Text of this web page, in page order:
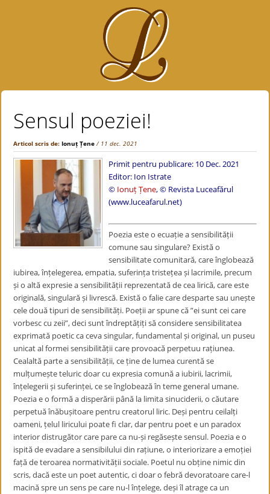
Sensul poeziei!
Articol scris de:Ionuț Țene / 11 dec. 2021
Primit pentru publicare: 10 Dec. 2021
Editor: Ion Istrate
© Ionuț Țene, © Revista Luceafărul
(www.luceafarul.net)
Poezia este o ecuație a sensibilității
comune sau singulare? Există o
sensibilitate comunitară, care înglobează
iubirea, înțelegerea, empatia, suferința tristețea și lacrimile, precum
și o altă expresie a sensibilității reprezentată de cea lirică, care este
originală, singulară și livrescă. Există o falie care desparte sau unește
cele două tipuri de sensibilități. Poeții ar spune că ”ei sunt cei care
vorbesc cu zeii”, deci sunt îndreptățiți să considere sensibilitatea
exprimată poetic ca ceva singular, fundamental și original, un puseu
unicat al formei sensibilității care provoacă perpetuu rațiunea.
Cealaltă parte a sensibilității, ce ține de lumea curentă se
mulțumește teluric doar cu expresia comună a iubirii, lacrimii,
înțelegerii și suferinței, ce se înglobează în teme general umane.
Poezia e o formă a disperării până la limita sinuciderii, o căutare
perpetuă înăbușitoare pentru creatorul liric. Deși pentru ceilalți
oameni, țelul liricului poate fi clar, dar pentru poet e un paradox
interior distrugător care pare ca nu-și regăsește sensul. Poezia e o
ispită de evadare a sensibilului din rațiune, o interiorizare a emoției
față de teroarea normativității sociale. Poetul nu obține nimic din
scris, dacă este un poet autentic, ci doar o febră devoratoare care-l
macină spre un sens pe care nu-l înțelege, deși îl atrage ca un